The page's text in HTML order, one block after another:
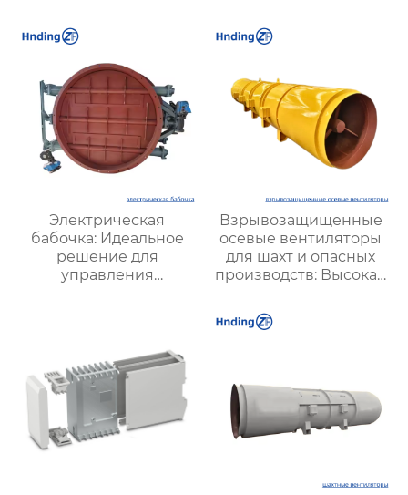
| Купить с доставкой
вентиляции и
безопасности
Электрическая
бабочка: Идеальное
решение для
управления
Взрывозащищенные
осевые вентиляторы
для шахт и опасных
производств: Высокая
безопасность